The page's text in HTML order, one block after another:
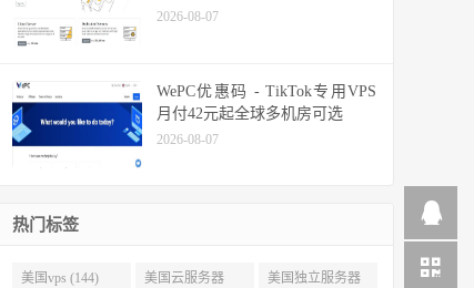
2026-08-07
WePC优惠码 - TikTok专用VPS
月付42元起全球多机房可选
2026-08-07
热门标签
美国vps (144) 美国云服务器 美国独立服务器